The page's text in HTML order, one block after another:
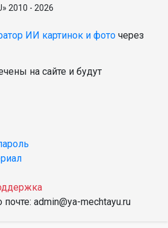
2010 - 2026
ИИ картинок и фото через
на сайте и будут
admin@ya-mechtayu.ru